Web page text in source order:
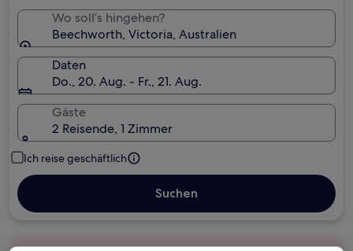
Wo soll’s hingehen?
Beechworth, Victoria, Australien
Daten
Do., 20. Aug. - Fr., 21. Aug.
Gäste
2 Reisende, 1 Zimmer
Ich reise geschäftlich
Suchen